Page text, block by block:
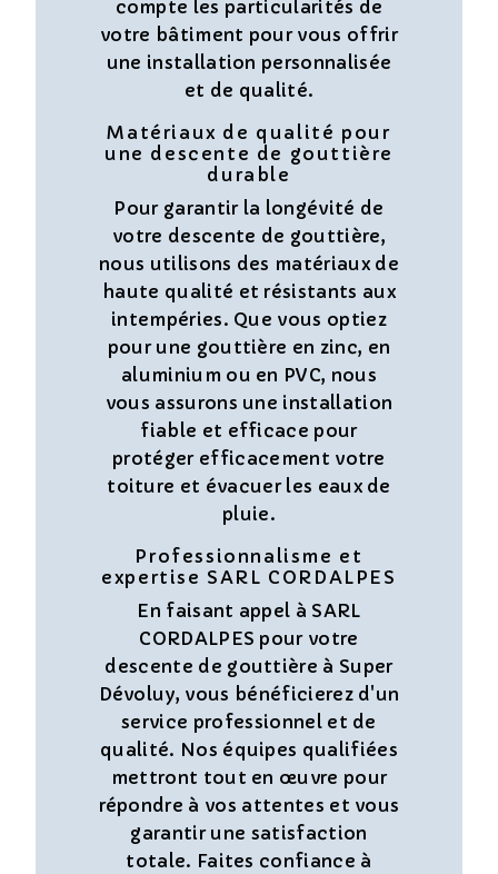
compte les particularités de
votre bâtiment pour vous offrir
une installation personnalisée
et de qualité.
Matériaux de qualité pour
une descente de gouttière
durable
Pour garantir la longévité de
votre descente de gouttière,
nous utilisons des matériaux de
haute qualité et résistants aux
intempéries. Que vous optiez
pour une gouttière en zinc, en
aluminium ou en PVC, nous
vous assurons une installation
fiable et efficace pour
protéger efficacement votre
toiture et évacuer les eaux de
pluie.
Professionnalisme et
expertise SARL CORDALPES
En faisant appel à SARL
CORDALPES pour votre
descente de gouttière à Super
Dévoluy, vous bénéficierez d'un
service professionnel et de
qualité. Nos équipes qualifiées
mettront tout en œuvre pour
répondre à vos attentes et vous
garantir une satisfaction
totale. Faites confiance à